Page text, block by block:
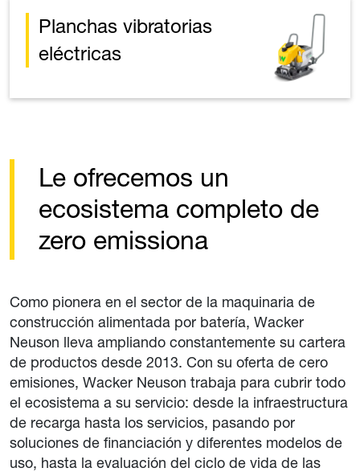
Planchas vibratorias
eléctricas
Le ofrecemos un
ecosistema completo de
zero emissiona
Como pionera en el sector de la maquinaria de
construcción alimentada por batería, Wacker
Neuson lleva ampliando constantemente su cartera
de productos desde 2013. Con su oferta de cero
emisiones, Wacker Neuson trabaja para cubrir todo
el ecosistema a su servicio: desde la infraestructura
de recarga hasta los servicios, pasando por
soluciones de financiación y diferentes modelos de
uso, hasta la evaluación del ciclo de vida de las